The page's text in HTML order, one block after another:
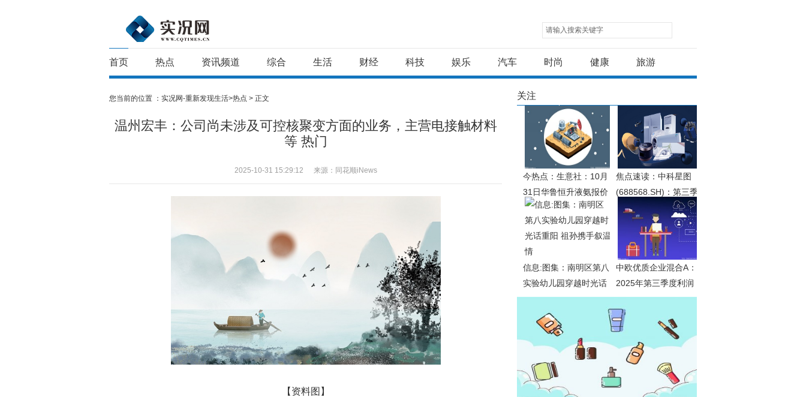
请输入搜索关键字
首页 热点 资讯频道 综合 生活 财经 科技 娱乐 汽车 时尚 健康 旅游
您当前的位置 ： 实况网-重新发现生活>热点 > 正文
温州宏丰：公司尚未涉及可控核聚变方面的业务，主营电接触材料
等 热门
2025-10-31 15:29:12 来源：同花顺iNews
【资料图】
关注
今热点：生意社：10月
31日华鲁恒升液氨报价
下调
焦点速读：中科星图
(688568.SH)：第三季
度净利润同比下降
16.71%
信息:图集：南明区第八
实验幼儿园穿越时光话
重阳 祖孙携手叙温情
中欧优质企业混合A：
2025年第三季度利润
9.97亿元 净值增长率
60.66%